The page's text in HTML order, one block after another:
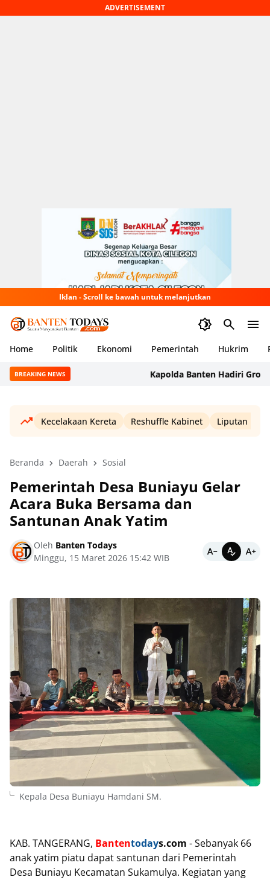
ADVERTISEMENT
Iklan - Scroll ke bawah untuk melanjutkan
Home Politik Ekonomi Pemerintah Hukrim
BREAKING NEWS Kapolda Banten Hadiri Ground
Kecelakaan Kereta Reshuffle Kabinet Liputan Haji
Beranda Daerah Sosial
Pemerintah Desa Buniayu Gelar
Acara Buka Bersama dan
Santunan Anak Yatim
Oleh Banten Todays
Minggu, 15 Maret 2026 15:42 WIB
Kepala Desa Buniayu Hamdani SM.
KAB. TANGERANG, Bantentodays.com - Sebanyak 66
anak yatim piatu dapat santunan dari Pemerintah
Desa Buniayu Kecamatan Sukamulya. Kegiatan yang